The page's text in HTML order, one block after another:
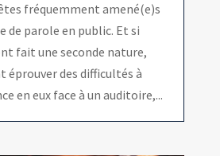
fréquemment amené(e)s
de parole en public. Et si
fait une seconde nature,
éprouver des difficultés à
en eux face à un auditoire,...